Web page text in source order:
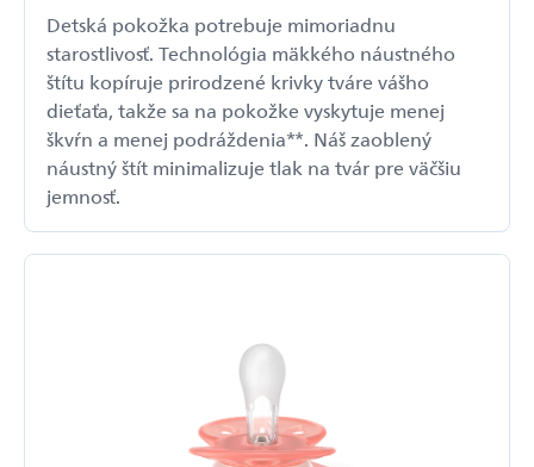
Detská pokožka potrebuje mimoriadnu
starostlivosť. Technológia mäkkého náustného
štítu kopíruje prirodzené krivky tváre vášho
dieťaťa, takže sa na pokožke vyskytuje menej
škvŕn a menej podráždenia**. Náš zaoblený
náustný štít minimalizuje tlak na tvár pre väčšiu
jemnosť.